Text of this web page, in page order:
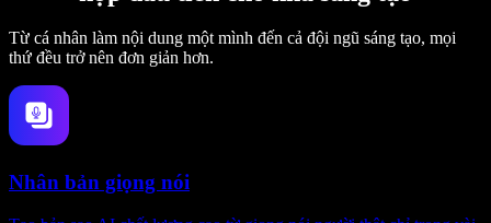
Từ cá nhân làm nội dung một mình đến cả đội ngũ sáng tạo, mọi
thứ đều trở nên đơn giản hơn.
Nhân bản giọng nói